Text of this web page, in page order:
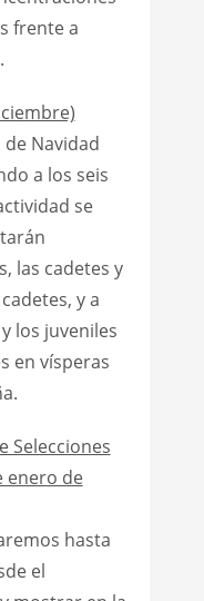
frente a
Navidad
a los seis
se
las cadetes y
y a
los juveniles
en vísperas
Selecciones
enero de
hasta
el